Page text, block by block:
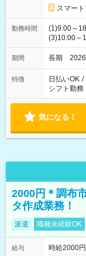
スマー
勤務時間
(1)9:00～
(3)10:00～
期間 長期 2026
特徴 日払いOK /
シフト勤務
気になる！
2000円＊調布
タ作成業務！
派遣 職種未経験OK
給与
時給2000